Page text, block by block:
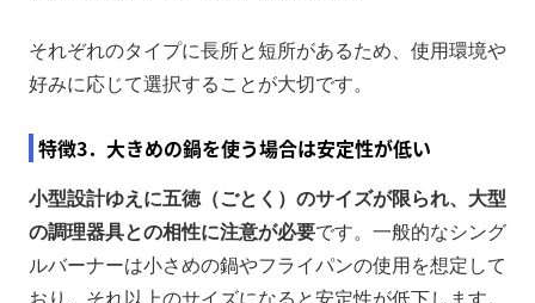
それぞれのタイプに長所と短所があるため、使用環境や
好みに応じて選択することが大切です。
特徴3．大きめの鍋を使う場合は安定性が低い
小型設計ゆえに五徳（ごとく）のサイズが限られ、大型
の調理器具との相性に注意が必要です。一般的なシング
ルバーナーは小さめの鍋やフライパンの使用を想定して
おり、それ以上のサイズになると安定性が低下します。